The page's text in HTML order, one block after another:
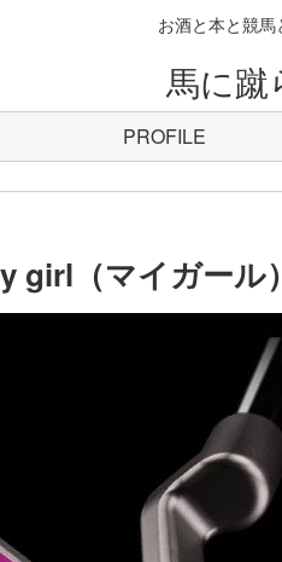
お酒と本と競
馬に蹴
PROFILE
（マイガール）